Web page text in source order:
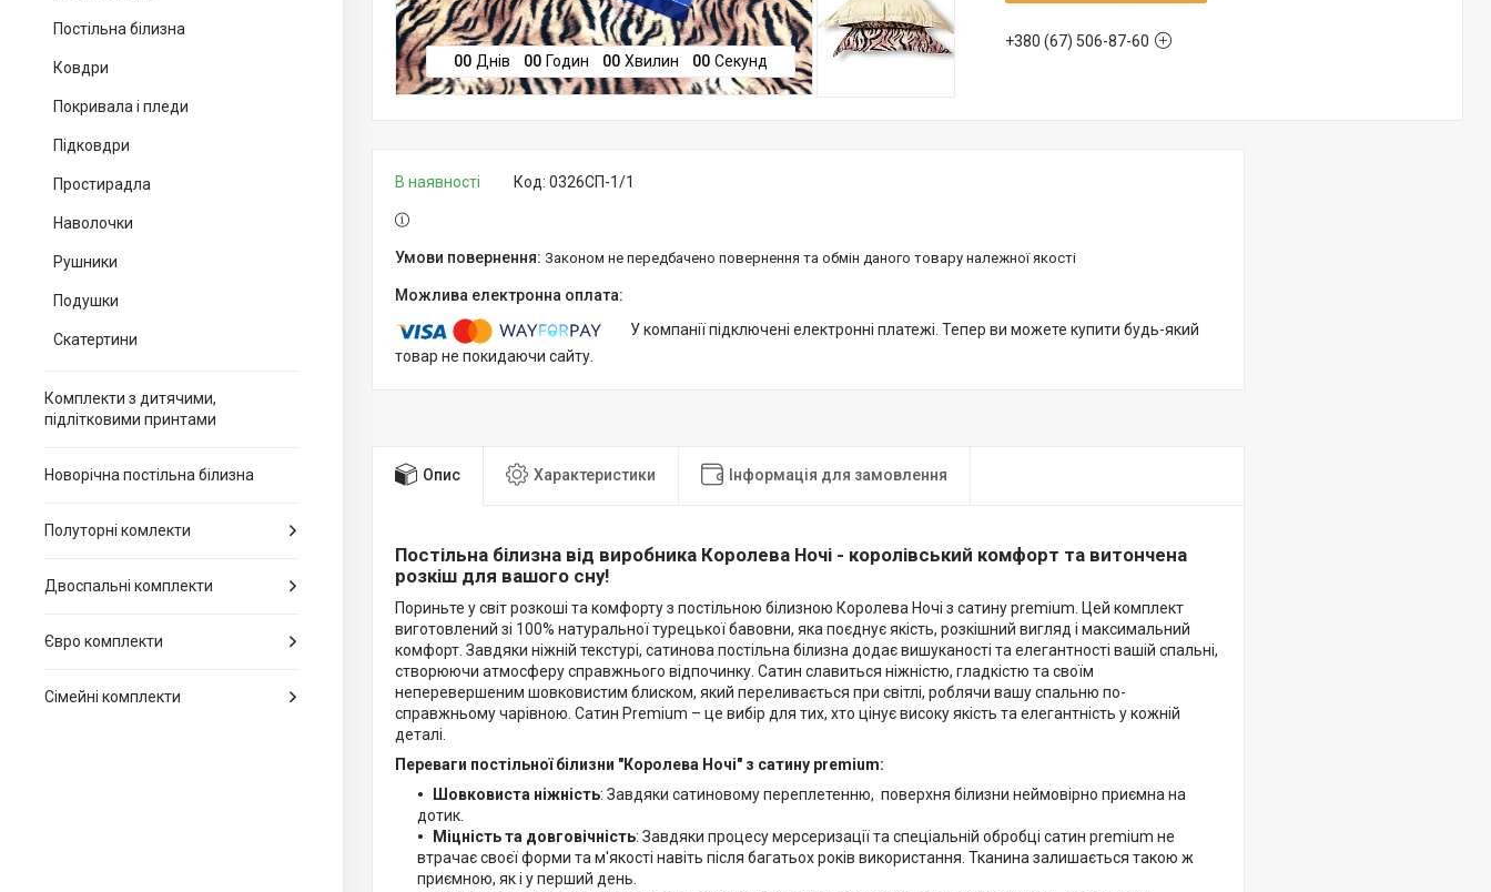
Постільна білизна
Ковдри
Покривала і пледи
Підковдри
Простирадла
Наволочки
Рушники
Подушки
Скатертини
Комплекти з дитячими,
підлітковими принтами
Новорічна постільна білизна
Полуторні комлекти
Двоспальні комплекти
Євро комплекти
Сімейні комплекти
00 Днів 00 Годин 00 Хвилин 00 Секунд
+380 (67) 506-87-60
В наявності Код: 0326СП-1/1
Законом не передбачено повернення та обмін даного товару належної якості
У компанії підключені електронні платежі. Тепер ви можете купити будь-який
товар не покидаючи сайту.
Опис Характеристики Інформація для замовлення
Постільна білизна від виробника Королева Ночі - королівський комфорт та витончена
розкіш для вашого сну!
Пориньте у світ розкоші та комфорту з постільною білизною Королева Ночі з сатину premium. Цей комплект
виготовлений зі 100% натуральної турецької бавовни, яка поєднує якість, розкішний вигляд і максимальний
комфорт. Завдяки ніжній текстурі, сатинова постільна білизна додає вишуканості та елегантності вашій спальні,
створюючи атмосферу справжнього відпочинку. Сатин славиться ніжністю, гладкістю та своїм
неперевершеним шовковистим блиском, який переливається при світлі, роблячи вашу спальню по-
справжньому чарівною. Сатин Premium – це вибір для тих, хто цінує високу якість та елегантність у кожній
деталі.
Переваги постільної білизни "Королева Ночі" з сатину premium:
Шовковиста ніжність: Завдяки сатиновому переплетенню, поверхня білизни неймовірно приємна на
дотик.
Міцність та довговічність: Завдяки процесу мерсеризації та спеціальній обробці cатин premium не
втрачає своєї форми та м'якості навіть після багатьох років використання. Тканина залишається такою ж
приємною, як і у перший день.